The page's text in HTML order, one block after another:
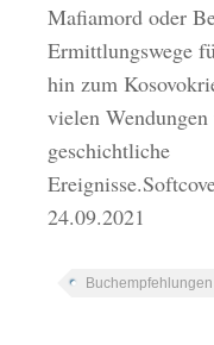
Mafiamord oder
Ermittlungswege
hin zum
vielen
geschichtliche
24.09.2021
Buchempfehlungen